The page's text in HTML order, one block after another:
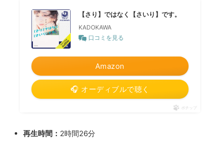
【さり】ではなく【さいり】です。
KADOKAWA
口コミを見る
Amazon
🎧 オーディブルで聴く
ポチップ
再生時間： 2時間26分